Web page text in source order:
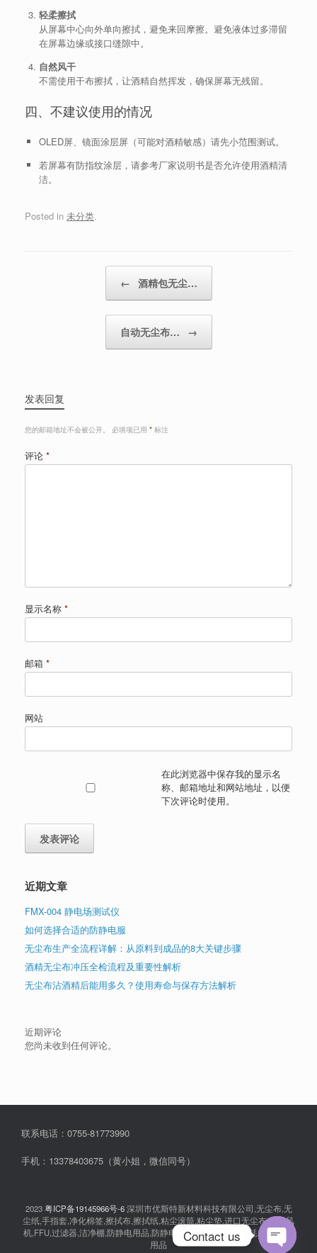
轻柔擦拭
从屏幕中心向外单向擦拭，避免来回摩擦。避免液体过多滞留
在屏幕边缘或接口缝隙中。
自然风干
不需使用干布擦拭，让酒精自然挥发，确保屏幕无残留。
四、不建议使用的情况
OLED屏、镜面涂层屏（可能对酒精敏感）请先小范围测试。
若屏幕有防指纹涂层，请参考厂家说明书是否允许使用酒精清
洁。
Posted in 未分类.
← 酒精包无尘…
自动无尘布… →
发表回复
您的邮箱地址不会被公开。 必填项已用 * 标注
评论 *
显示名称 *
邮箱 *
网站
在此浏览器中保存我的显示名
称、邮箱地址和网站地址，以便
下次评论时使用。
近期文章
FMX-004 静电场测试仪
如何选择合适的防静电服
无尘布生产全流程详解：从原料到成品的8大关键步骤
酒精无尘布冲压全检流程及重要性解析
无尘布沾酒精后能用多久？使用寿命与保存方法解析
近期评论
您尚未收到任何评论。
联系电话：0755-81773990
手机：13378403675（黄小姐，微信同号）
2023粤ICP备19145966号-6深圳市优斯特新材料科技有限公司,无尘布,无
尘纸,手指套,净化棉签,擦拭布,擦拭纸,粘尘滚筒,粘尘垫,进口无尘布,离子风
机,FFU,过滤器,洁净棚,防静电用品,防静电衣服,无尘室消耗品,耗材,实验室
用品
Contact us